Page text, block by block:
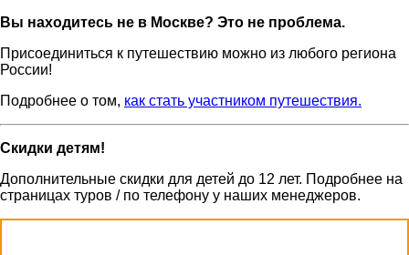
Вы находитесь не в Москве? Это не проблема.
Присоединиться к путешествию можно из любого региона
России!
Подробнее о том, как стать участником путешествия.
Скидки детям!
Дополнительные скидки для детей до 12 лет. Подробнее на
страницах туров / по телефону у наших менеджеров.